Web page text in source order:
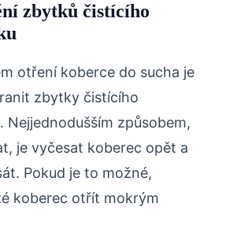
zbytků čistícího
otření koberce do sucha je
zbytky čistícího
Nejjednodušším způsobem,
je vyčesat koberec opět a
Pokud je to možné,
koberec otřít mokrým